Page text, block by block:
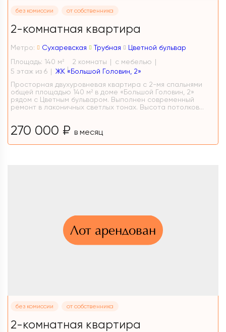
без комиссии от собственника
2-комнатная квартира
Метро: Сухаревская Трубная
Цветной бульвар
Площадь: 140 м 2 2 комнаты
с мебелью
5 этаж из 6
ЖК «Большой Головин, 2»
Просторная двухуровневая квартира с 2-мя спальнями
общей площадью 140 м² в доме «Большой Головин, 2»
рядом с Цветным бульваром. Выполнен современный
ремонт в лаконичных светлых тонах. Высота потолков...
270 000 ₽ в месяц
Лот арендован
без комиссии от собственника
2-комнатная квартира